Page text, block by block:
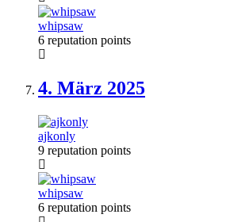
whipsaw
6 reputation points
4. März 2025
ajkonly
9 reputation points
whipsaw
6 reputation points